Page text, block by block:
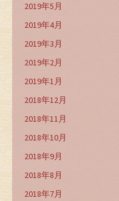
2019年5月
2019年4月
2019年3月
2019年2月
2019年1月
2018年12月
2018年11月
2018年10月
2018年9月
2018年8月
2018年7月